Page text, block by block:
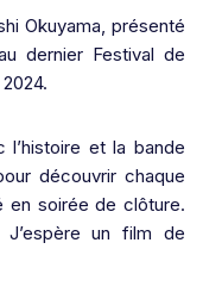
Okuyama, présenté
dernier Festival de
et la bande
découvrir chaque
en soirée de clôture.
un film de